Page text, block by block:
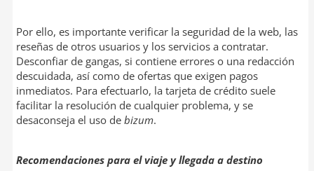
Por ello, es importante verificar la seguridad de la web, las
reseñas de otros usuarios y los servicios a contratar.
Desconfiar de gangas, si contiene errores o una redacción
descuidada, así como de ofertas que exigen pagos
inmediatos. Para efectuarlo, la tarjeta de crédito suele
facilitar la resolución de cualquier problema, y se
desaconseja el uso de bizum.
Recomendaciones para el viaje y llegada a destino